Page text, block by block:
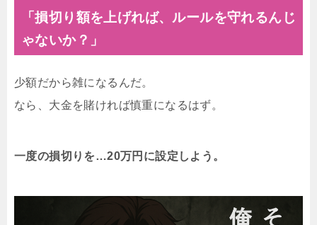
「損切り額を上げれば、ルールを守れるんじ
ゃないか？」
少額だから雑になるんだ。
なら、大金を賭ければ慎重になるはず。
一度の損切りを…20万円に設定しよう。